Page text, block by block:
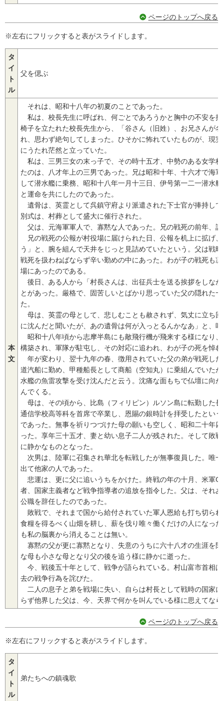
ページのトップへ戻る
※左右にフリックすると表がスライドします。
タ
イ
ト
ル
父を偲ぶ
本
文
それは、昭和十八年の初夏のことであった。
私は、校長先生に呼ばれ、何ごとであろうかと胸中の不安を
椅子を立たれた校長先生から、「谷さん（旧姓）、お兄さんが
れ、思わず絶句してしまった。ひそかに怖れていたものが、現
にうたれ茫然と立っていた。
私は、三男三女の末っ子で、その時十五才、中勢のある女学
たのは、八才年上の三男であった。兄は昭和十年、十六才で海
して潜水艦に乗務、昭和十八年一月十三日、伊号第一二一潜水
と運命を共にしたのであった。
遺骨は、英霊として呉鎮守府より派遣された下士官が捧持し
別式は、村葬として盛大に催行された。
父は、元海軍軍人で、寡黙な人であった。兄の戦死の前年、
兄の戦死の公報が村役場に届けられた日、公報を机上に拡げ
う」と、腕を組んで天井をじっと見詰めていたという。父は戦
戦死を扱わねばならず辛い勤めの中にあった。わが子の戦死も
場にあったのである。
後日、ある人から「村長さんは、出征兵士を送る挨拶をしな
とがあった。厳格で、固苦しいとばかり思っていた父の隠れた
た。
母は、英霊の母として、悲しむことも赦されず、気丈に立ち
に沈んだと聞いたが、あの遺骨は何が入っとるんかなあ」と、
昭和十八年頃から志摩半島にも敵飛行機が飛来する様になり
構築され、軍隊が駐屯し、その対応に追われ、わが子の死を悼
年が変わり、翌十九年の春、徴用されていた父の弟が戦死し
道汽船に勤め、甲種船長として商船（空知丸）に乗組んでいた
水艦の魚雷攻撃を受け沈んだと云う。沈痛な面もちで仏壇に向
んでくる。
母は、その頃から、比島（フィリピン）ルソン島に転勤した
通信学校高等科を首席で卒業し、恩賜の銀時計を拝受したとい
であった。無事を祈りつづけた母の願いも空しく、昭和二十年
った。享年三十五才、妻と幼い息子二人が残された。そして敗
に静かなものとなった。
次男は、陸軍に召集され華北を転戦したが無事復員した。唯
出て他家の人であった。
悲運は、更に父に追いうちをかけた。終戦の年の十月、米軍
者、国家主義者など戦争指導者の追放を指令した。父は、それ
公職を辞任したのであった。
敗戦で、それまで国から給付されていた軍人恩給も打ち切ら
食糧を得るべく山畑を耕し、薪を伐り唯々働くだけの人になっ
も私の脳裏から消えることは無い。
寡黙の父が更に寡黙となり、失意のうちに六十八才の生涯を
な母も小さな母となり父の後を追う様に静かに逝った。
今、戦後五十年として、戦争が語られている。村山富市首相
去の戦争行為を詫びた。
二人の息子と弟を戦場に失い、自らは村長として戦時の国家
らず他界した父は、今、天界で何かを叫んでいる様に思えてな
ページのトップへ戻る
※左右にフリックすると表がスライドします。
タ
イ
ト
ル
弟たちへの鎮魂歌